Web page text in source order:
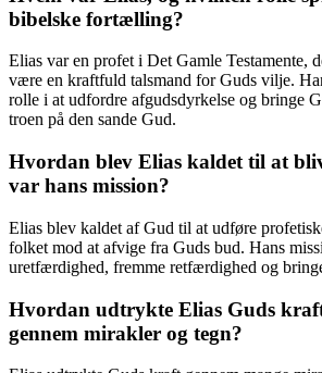
bibelske fortælling?
Elias var en profet i Det Gamle Testamente,
være en kraftfuld talsmand for Guds vilje.
rolle i at udfordre afgudsdyrkelse og bringe
troen på den sande Gud.
Hvordan blev Elias kaldet til at
var hans mission?
Elias blev kaldet af Gud til at udføre
folket mod at afvige fra Guds bud. Hans
uretfærdighed, fremme retfærdighed og
Hvordan udtrykte Elias Guds
gennem mirakler og tegn?